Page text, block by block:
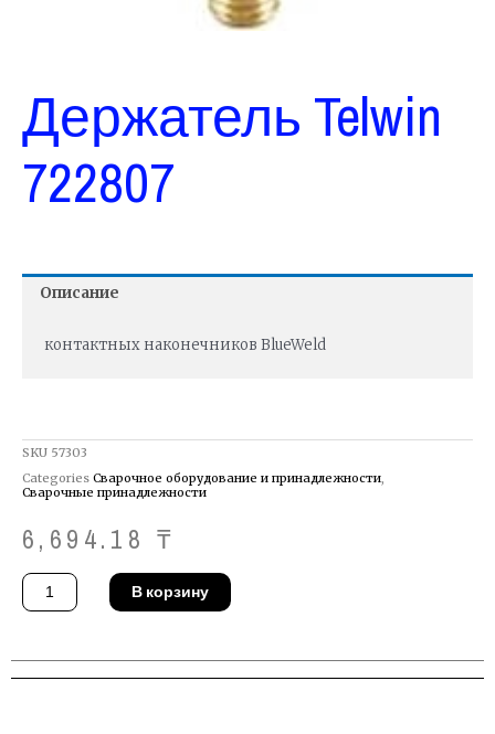
Держатель Telwin
722807
Описание
контактных наконечников BlueWeld
SKU 57303
Categories Сварочное оборудование и принадлежности,
Сварочные принадлежности
6,694.18 ₸
Количество
товара
Держатель
В корзину